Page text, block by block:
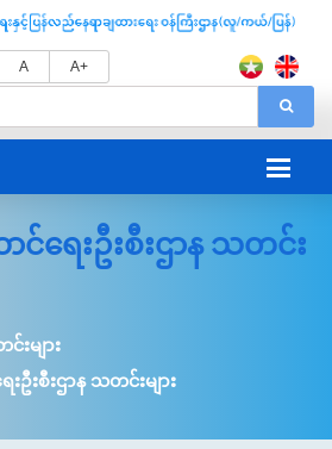
A A+
ရေးဦးစီးဌာန သတင်း
းများ
ဦးစီးဌာန သတင်းများ